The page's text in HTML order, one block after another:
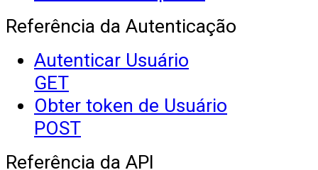
Referência da Autenticação
Autenticar Usuário
GET
Obter token de Usuário
POST
Referência da API